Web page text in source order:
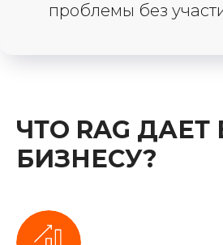
проблемы без
ЧТО RAG
БИЗНЕСУ?